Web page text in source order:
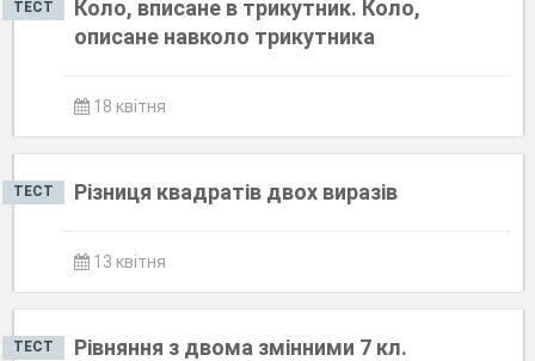
ТЕСТ
Коло, вписане в трикутник. Коло,
описане навколо трикутника
18 квітня
ТЕСТ Різниця квадратів двох виразів
13 квітня
ТЕСТ Рівняння з двома змінними 7 кл.